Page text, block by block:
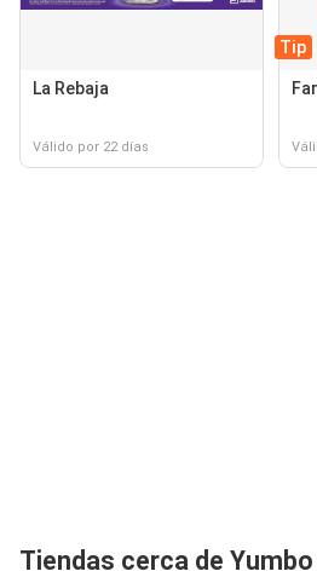
La Rebaja
Válido por 22 días
Tip
Tiendas cerca de Yumbo